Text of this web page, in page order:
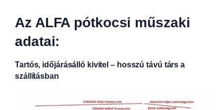
Az ALFA pótkocsi műszaki
adatai:
Tartós, időjárásálló kivitel – hosszú távú társ a
szállításban